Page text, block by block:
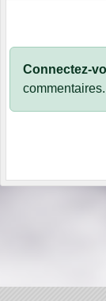
Connectez-
commentaires.